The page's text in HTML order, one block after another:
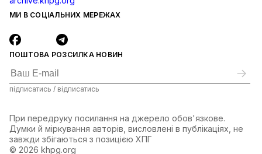
ПОШТОВА РОЗСИЛКА НОВИН
підписатись / відписатись
МИ В СОЦІАЛЬНИХ МЕРЕЖАХ
При передруку посилання на джерело обов'язкове.
Думки й міркування авторів, висловлені в публікаціях, не
завжди збігаються з позицією ХПГ
© 2026 khpg.org